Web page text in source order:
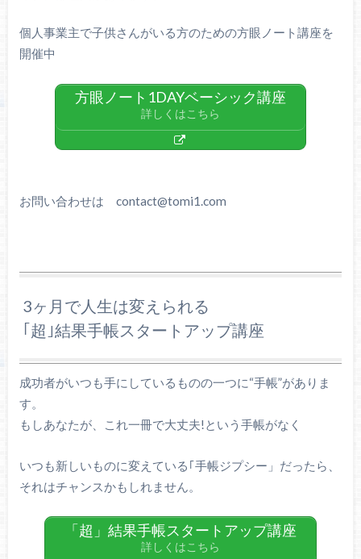
個人事業主で子供さんがいる方のための方眼ノート講座を
開催中
方眼ノート1DAYベーシック講座
詳しくはこちら
お問い合わせは contact@tomi1.com
3ヶ月で人生は変えられる
｢超｣結果手帳スタートアップ講座
成功者がいつも手にしているものの一つに“手帳”がありま
す。
もしあなたが、これ一冊で大丈夫!という手帳がなく
いつも新しいものに変えている｢手帳ジプシー」だったら、
それはチャンスかもしれません。
「超」結果手帳スタートアップ講座
詳しくはこちら